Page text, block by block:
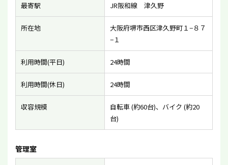
最寄駅 JR阪和線 津久野
所在地
大阪府堺市西区津久野町１−８７
−１
利用時間(平日) 24時間
利用時間(休日) 24時間
収容規模
自転車 (約60台)、バイク (約20
台)
管理室